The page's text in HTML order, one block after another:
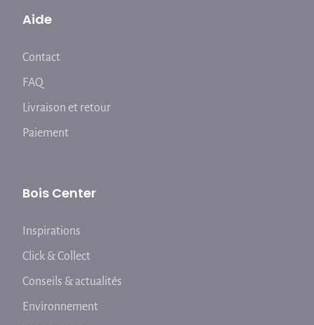
Aide
Contact
FAQ
Livraison et retour
Paiement
Bois Center
Inspirations
Click & Collect
Conseils & actualités
Environnement